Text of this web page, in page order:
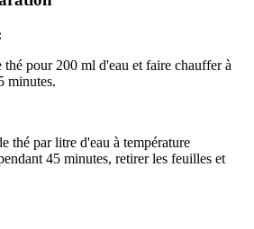
thé pour 200 ml d'eau et faire chauffer à
minutes.
thé par litre d'eau à température
45 minutes, retirer les feuilles et